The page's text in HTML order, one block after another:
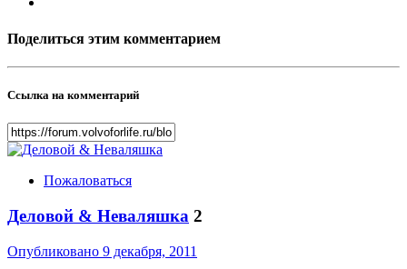
Поделиться этим комментарием
Ссылка на комментарий
Пожаловаться
Деловой & Неваляшка 2
Опубликовано 9 декабря, 2011